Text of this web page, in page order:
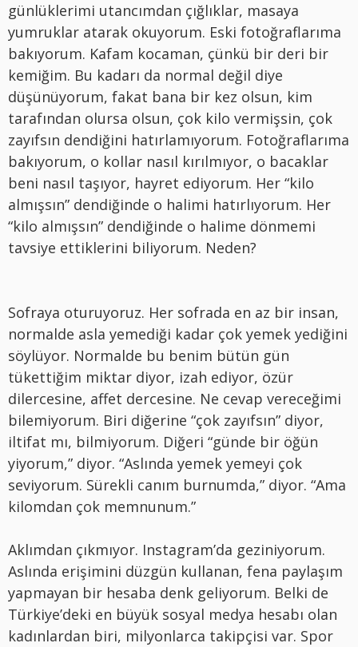
günlüklerimi utancımdan çığlıklar, masaya
yumruklar atarak okuyorum. Eski fotoğraflarıma
bakıyorum. Kafam kocaman, çünkü bir deri bir
kemiğim. Bu kadarı da normal değil diye
düşünüyorum, fakat bana bir kez olsun, kim
tarafından olursa olsun, çok kilo vermişsin, çok
zayıfsın dendiğini hatırlamıyorum. Fotoğraflarıma
bakıyorum, o kollar nasıl kırılmıyor, o bacaklar
beni nasıl taşıyor, hayret ediyorum. Her “kilo
almışsın” dendiğinde o halimi hatırlıyorum. Her
“kilo almışsın” dendiğinde o halime dönmemi
tavsiye ettiklerini biliyorum. Neden?
Sofraya oturuyoruz. Her sofrada en az bir insan,
normalde asla yemediği kadar çok yemek yediğini
söylüyor. Normalde bu benim bütün gün
tükettiğim miktar diyor, izah ediyor, özür
dilercesine, affet dercesine. Ne cevap vereceğimi
bilemiyorum. Biri diğerine “çok zayıfsın” diyor,
iltifat mı, bilmiyorum. Diğeri “günde bir öğün
yiyorum,” diyor. “Aslında yemek yemeyi çok
seviyorum. Sürekli canım burnumda,” diyor. “Ama
kilomdan çok memnunum.”
Aklımdan çıkmıyor. Instagram’da geziniyorum.
Aslında erişimini düzgün kullanan, fena paylaşım
yapmayan bir hesaba denk geliyorum. Belki de
Türkiye’deki en büyük sosyal medya hesabı olan
kadınlardan biri, milyonlarca takipçisi var. Spor